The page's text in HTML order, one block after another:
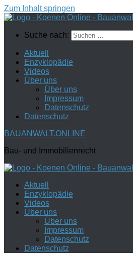
Zum Inhalt springen
Suche nach:
Aktuell
Enzyklopädie
Videos
Über uns
Über uns
Impressum
Datenschutz
Datenschutz
BAUANWALT.ONLINE
Bau- und Immobilienrecht
Aktuell
Enzyklopädie
Videos
Über uns
Über uns
Impressum
Datenschutz
Datenschutz